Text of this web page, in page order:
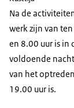
Na de
werk zijn van
en 8.00 uur is in
voldoende
van het
19.00 uur is.